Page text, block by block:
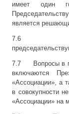
имеет один
является
7.6
7.7 Вопросы в
включаются
«Ассоциации», а
в совокупности
«Ассоциации» на